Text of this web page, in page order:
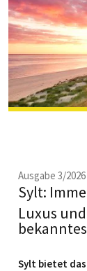
Ausgabe 3/2026
Sylt:
Luxus
Sylt bietet